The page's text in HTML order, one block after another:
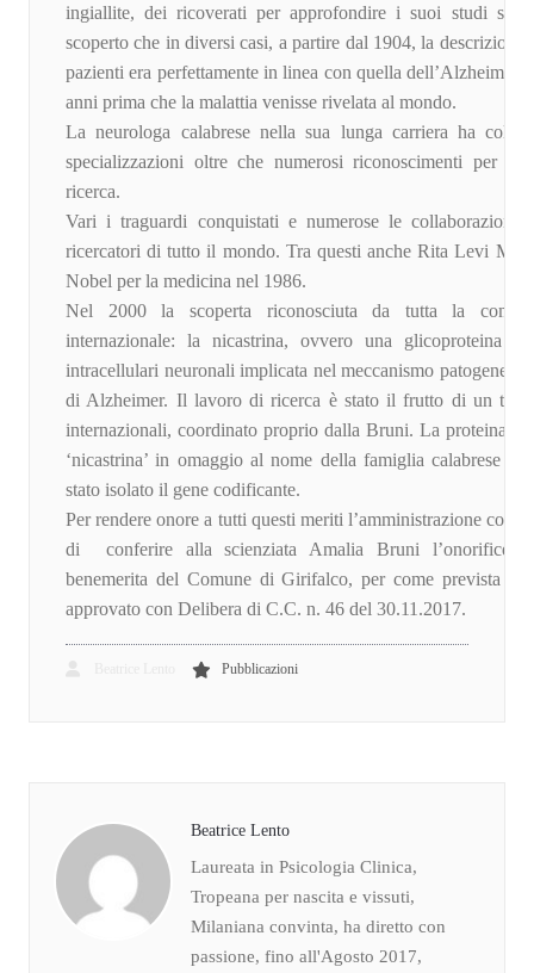
ingiallite, dei ricoverati per approfondire i suoi studi sulle
scoperto che in diversi casi, a partire dal 1904, la descrizione
pazienti era perfettamente in linea con quella dell’Alzheimer,
anni prima che la malattia venisse rivelata al mondo.
La neurologa calabrese nella sua lunga carriera ha
specializzazioni oltre che numerosi riconoscimenti per la
ricerca.
Vari i traguardi conquistati e numerose le collaborazioni
ricercatori di tutto il mondo. Tra questi anche Rita Levi
Nobel per la medicina nel 1986.
Nel 2000 la scoperta riconosciuta da tutta la
internazionale: la nicastrina, ovvero una glicoproteina
intracellulari neuronali implicata nel meccanismo
di Alzheimer. Il lavoro di ricerca è stato il frutto di un
internazionali, coordinato proprio dalla Bruni. La proteina è
‘nicastrina’ in omaggio al nome della famiglia calabrese
stato isolato il gene codificante.
Per rendere onore a tutti questi meriti l’amministrazione
di conferire alla scienziata Amalia Bruni
benemerita del Comune di Girifalco, per come prevista dal
approvato con Delibera di C.C. n. 46 del 30.11.2017.
Pubblicazioni
Beatrice Lento
Laureata in Psicologia Clinica,
Tropeana per nascita e vissuti,
Milaniana convinta, ha diretto con
passione, fino all'Agosto 2017,